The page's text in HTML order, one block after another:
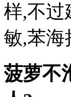
样,不过
敏,苯海
菠萝不